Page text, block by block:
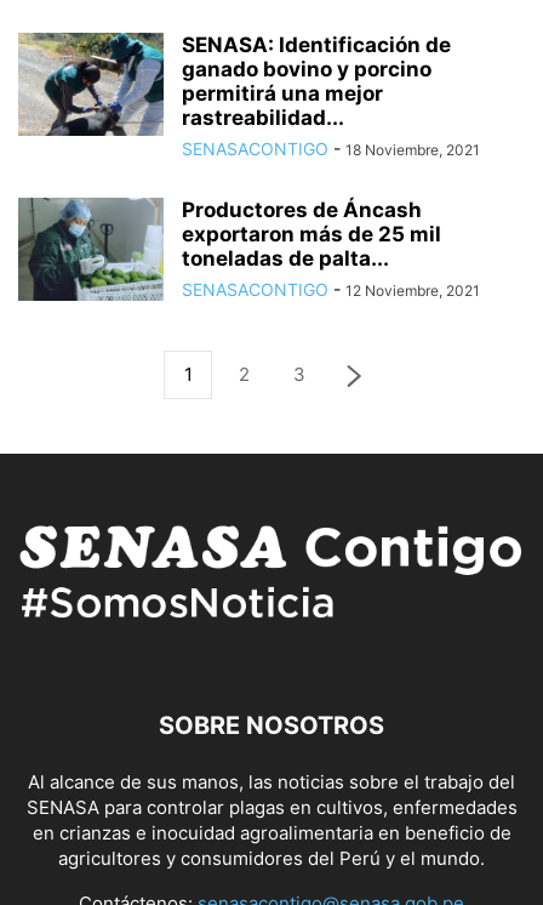
SENASA: Identificación de
ganado bovino y porcino
permitirá una mejor
rastreabilidad...
SENASACONTIGO - 18 Noviembre, 2021
Productores de Áncash
exportaron más de 25 mil
toneladas de palta...
SENASACONTIGO - 12 Noviembre, 2021
1 2 3
SOBRE NOSOTROS
Al alcance de sus manos, las noticias sobre el trabajo del
SENASA para controlar plagas en cultivos, enfermedades
en crianzas e inocuidad agroalimentaria en beneficio de
agricultores y consumidores del Perú y el mundo.